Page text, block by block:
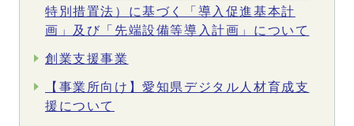
特別措置法）に基づく「導入促進基本計
画」及び「先端設備等導入計画」について
創業支援事業
【事業所向け】愛知県デジタル人材育成支
援について